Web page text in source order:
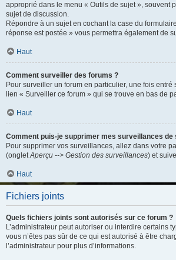
approprié dans le menu « Outils de sujet », souvent
sujet de discussion.
Répondre à un sujet en cochant la case du
réponse est postée » vous permettra également de
Haut
Comment surveiller des forums ?
Pour surveiller un forum en particulier, une fois entré
lien « Surveiller ce forum » qui se trouve en bas de
Haut
Comment puis-je supprimer mes surveillances de
Pour supprimer vos surveillances, allez dans votre
(ongletAperçu --> Gestion des surveillances) et
Haut
Fichiers joints
Quels fichiers joints sont autorisés sur ce forum ?
L’administrateur peut autoriser ou interdire certains
vous n’êtes pas sûr de ce qui est autorisé à être
l’administrateur pour plus d’informations.